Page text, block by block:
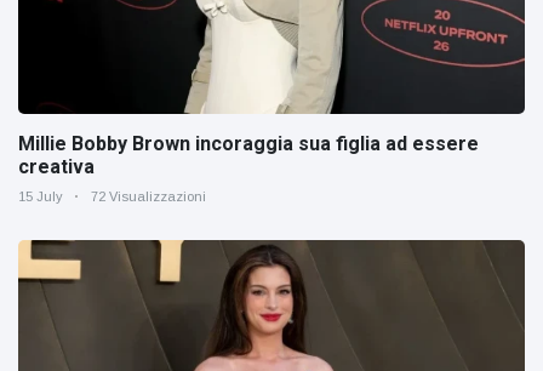
Millie Bobby Brown incoraggia sua figlia ad essere
creativa
15 July 72 Visualizzazioni